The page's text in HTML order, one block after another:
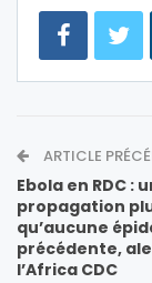
ARTICLE
Ebola en RDC :
propagation
qu’aucune
précédente,
l’Africa CDC